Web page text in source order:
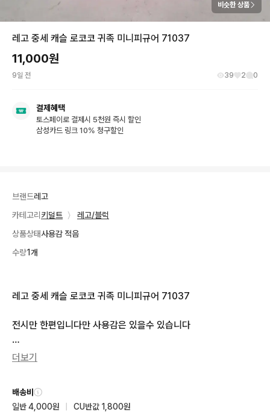
비슷한 상품
레고 중세 캐슬 로코코 귀족 미니피규어 71037
11,000원
9일 전 39 2 0
결제혜택
토스페이로 결제시 5천원 즉시 할인
삼성카드 링크 10% 청구할인
브랜드레고
카테고리 키덜트 〉
레고/블럭
상품상태사용감 적음
수량1개
레고 중세 캐슬 로코코 귀족 미니피규어 71037
전시만 한편입니다만 사용감은 있을수 있습니다
사진으로 잘 확인후 구매하시기 바랍니다
더보기
배송비
일반 4,000원
CU반값 1,800원